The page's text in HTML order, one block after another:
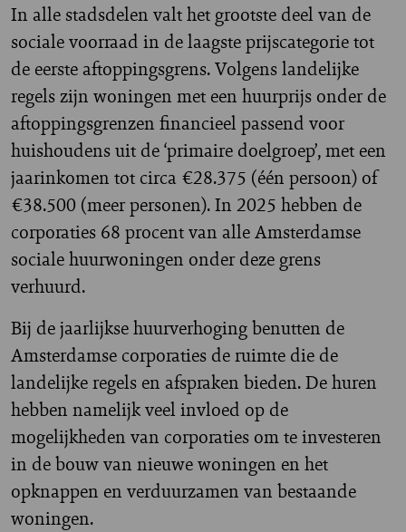
In alle stadsdelen valt het grootste deel van de
sociale voorraad in de laagste prijscategorie tot
de eerste aftoppingsgrens. Volgens landelijke
regels zijn woningen met een huurprijs onder de
aftoppingsgrenzen financieel passend voor
huishoudens uit de ‘primaire doelgroep’, met een
jaarinkomen tot circa €28.375 (één persoon) of
€38.500 (meer personen). In 2025 hebben de
corporaties 68 procent van alle Amsterdamse
sociale huurwoningen onder deze grens
verhuurd.
Bij de jaarlijkse huurverhoging benutten de
Amsterdamse corporaties de ruimte die de
landelijke regels en afspraken bieden. De huren
hebben namelijk veel invloed op de
mogelijkheden van corporaties om te investeren
in de bouw van nieuwe woningen en het
opknappen en verduurzamen van bestaande
woningen.